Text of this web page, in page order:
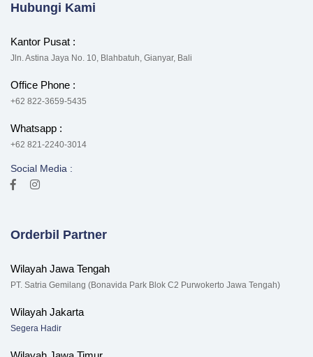
Hubungi Kami
Kantor Pusat :
Jln. Astina Jaya No. 10, Blahbatuh, Gianyar, Bali
Office Phone :
+62 822-3659-5435
Whatsapp :
+62 821-2240-3014
Social Media :
Orderbil Partner
Wilayah Jawa Tengah
PT. Satria Gemilang (Bonavida Park Blok C2 Purwokerto Jawa Tengah)
Wilayah Jakarta
Segera Hadir